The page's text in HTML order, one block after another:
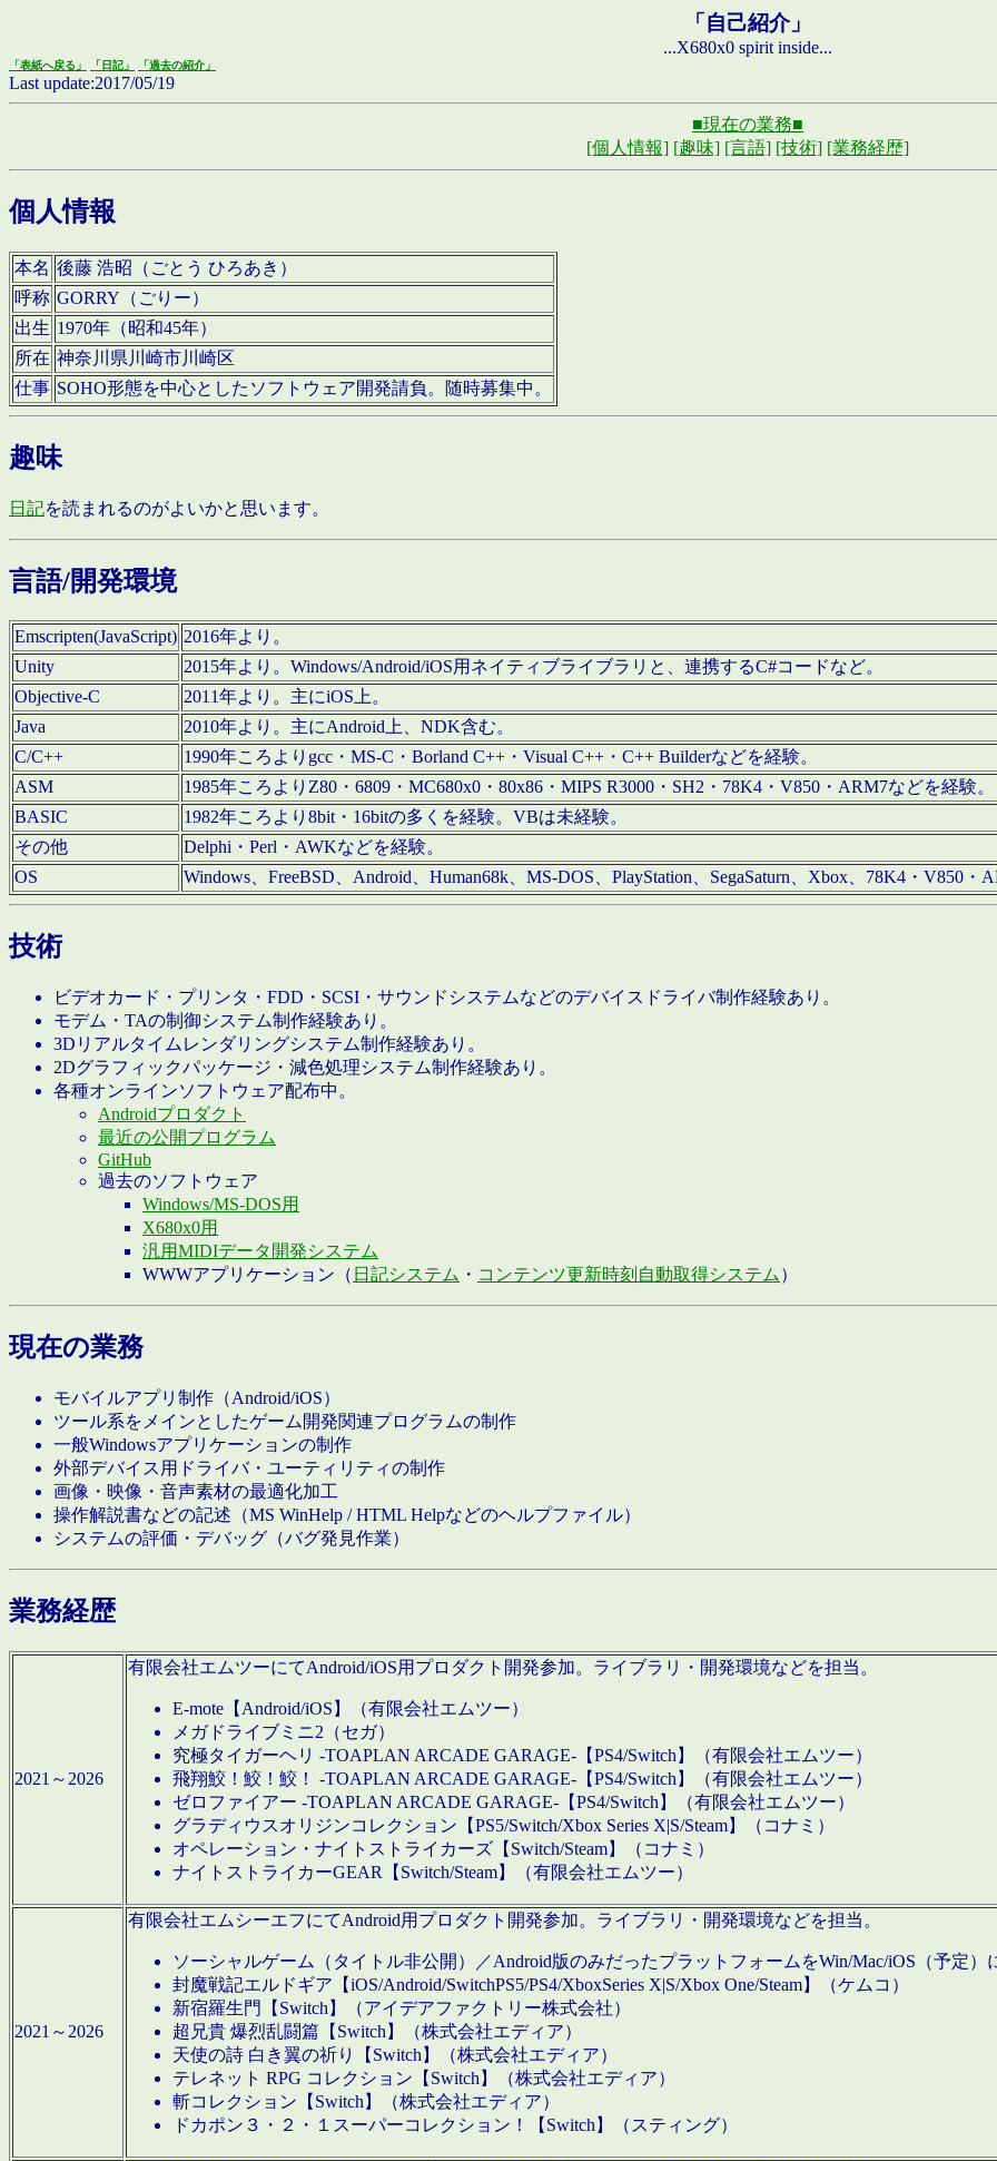
「自己紹介」
...X680x0 spirit inside...
「表紙へ戻る」 「日記」 「過去の紹介」
Last update:2017/05/19
■現在の業務■
[個人情報] [趣味] [言語] [技術] [業務経歴]
個人情報
本名 後藤 浩昭（ごとう ひろあき）
呼称 GORRY（ごりー）
出生 1970年（昭和45年）
所在 神奈川県川崎市川崎区
仕事 SOHO形態を中心としたソフトウェア開発請負。随時募集中。
趣味
日記を読まれるのがよいかと思います。
言語/開発環境
Emscripten(JavaScript) 2016年より。
Unity
2015年より。Windows/Android/iOS用ネイティブライブラリと、連携するC#コードなど。
Objective-C
2011年より。主にiOS上。
Java
2010年より。主にAndroid上、NDK含む。
C/C++
1990年ころよりgcc・MS-C・Borland C++・Visual C++・C++ Builderなどを経験。
ASM
1985年ころよりZ80・6809・MC680x0・80x86・MIPS R3000・SH2・78K4・V850・ARM7などを経験。
BASIC
1982年ころより8bit・16bitの多くを経験。VBは未経験。
その他
Delphi・Perl・AWKなどを経験。
OS
Windows、FreeBSD、Android、Human68k、MS-DOS、PlayStation、SegaSaturn、Xbox、78K4・V850・
技術
ビデオカード・プリンタ・FDD・SCSI・サウンドシステムなどのデバイスドライバ制作経験あり。
モデム・TAの制御システム制作経験あり。
3Dリアルタイムレンダリングシステム制作経験あり。
2Dグラフィックパッケージ・減色処理システム制作経験あり。
各種オンラインソフトウェア配布中。
Androidプロダクト
最近の公開プログラム
GitHub
過去のソフトウェア
Windows/MS-DOS用
X680x0用
汎用MIDIデータ開発システム
WWWアプリケーション（ 日記システム ・ コンテンツ更新時刻自動取得システム ）
現在の業務
モバイルアプリ制作（Android/iOS）
ツール系をメインとしたゲーム開発関連プログラムの制作
一般Windowsアプリケーションの制作
外部デバイス用ドライバ・ユーティリティの制作
画像・映像・音声素材の最適化加工
操作解説書などの記述（MS WinHelp / HTML Helpなどのヘルプファイル）
システムの評価・デバッグ（バグ発見作業）
業務経歴
2021～2026
有限会社エムツーにてAndroid/iOS用プロダクト開発参加。ライブラリ・開発環境などを担当。
E-mote【Android/iOS】（有限会社エムツー）
メガドライブミニ2（セガ）
究極タイガーヘリ -TOAPLAN ARCADE GARAGE-【PS4/Switch】（有限会社エムツー）
飛翔鮫！鮫！鮫！ -TOAPLAN ARCADE GARAGE-【PS4/Switch】（有限会社エムツー）
ゼロファイアー -TOAPLAN ARCADE GARAGE-【PS4/Switch】（有限会社エムツー）
グラディウスオリジンコレクション【PS5/Switch/Xbox Series X|S/Steam】（コナミ）
オペレーション・ナイトストライカーズ【Switch/Steam】（コナミ）
ナイトストライカーGEAR【Switch/Steam】（有限会社エムツー）
2021～2026
有限会社エムシーエフにてAndroid用プロダクト開発参加。ライブラリ・開発環境などを担当。
ソーシャルゲーム（タイトル非公開）／Android版のみだったプラットフォームをWin/Mac/iOS（予定）
封魔戦記エルドギア【iOS/Android/SwitchPS5/PS4/XboxSeries X|S/Xbox One/Steam】（ケムコ）
新宿羅生門【Switch】（アイデアファクトリー株式会社）
超兄貴 爆烈乱闘篇【Switch】（株式会社エディア）
天使の詩 白き翼の祈り【Switch】（株式会社エディア）
テレネット RPG コレクション【Switch】（株式会社エディア）
斬コレクション【Switch】（株式会社エディア）
ドカポン３・２・１スーパーコレクション！【Switch】（スティング）